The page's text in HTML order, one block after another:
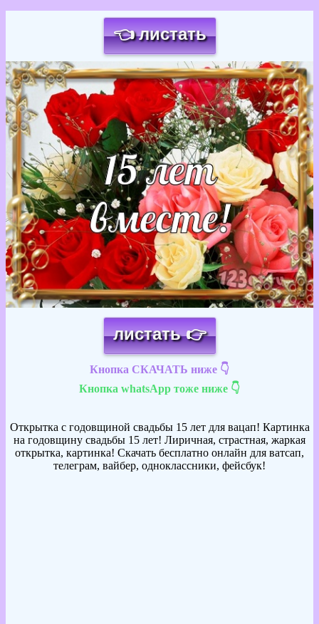
👈 листать
Загрузка картинки...
листать 👉
Кнопка СКАЧАТЬ ниже 👇
Кнопка whatsApp тоже ниже 👇
Открытка с годовщиной свадьбы 15 лет для вацап! Картинка
на годовщину свадьбы 15 лет! Лиричная, страстная, жаркая
открытка, картинка! Скачать бесплатно онлайн для ватсап,
телеграм, вайбер, одноклассники, фейсбук!